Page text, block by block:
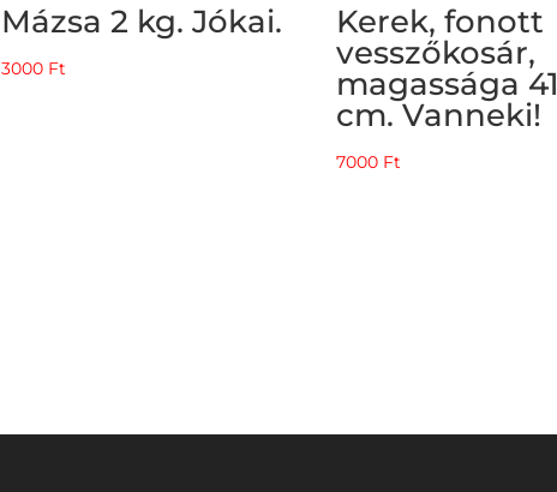
Mázsa 2 kg. Jókai.
3000 Ft
Kerek, fonott
vesszőkosár,
magassága 41
cm. Vanneki!
7000 Ft